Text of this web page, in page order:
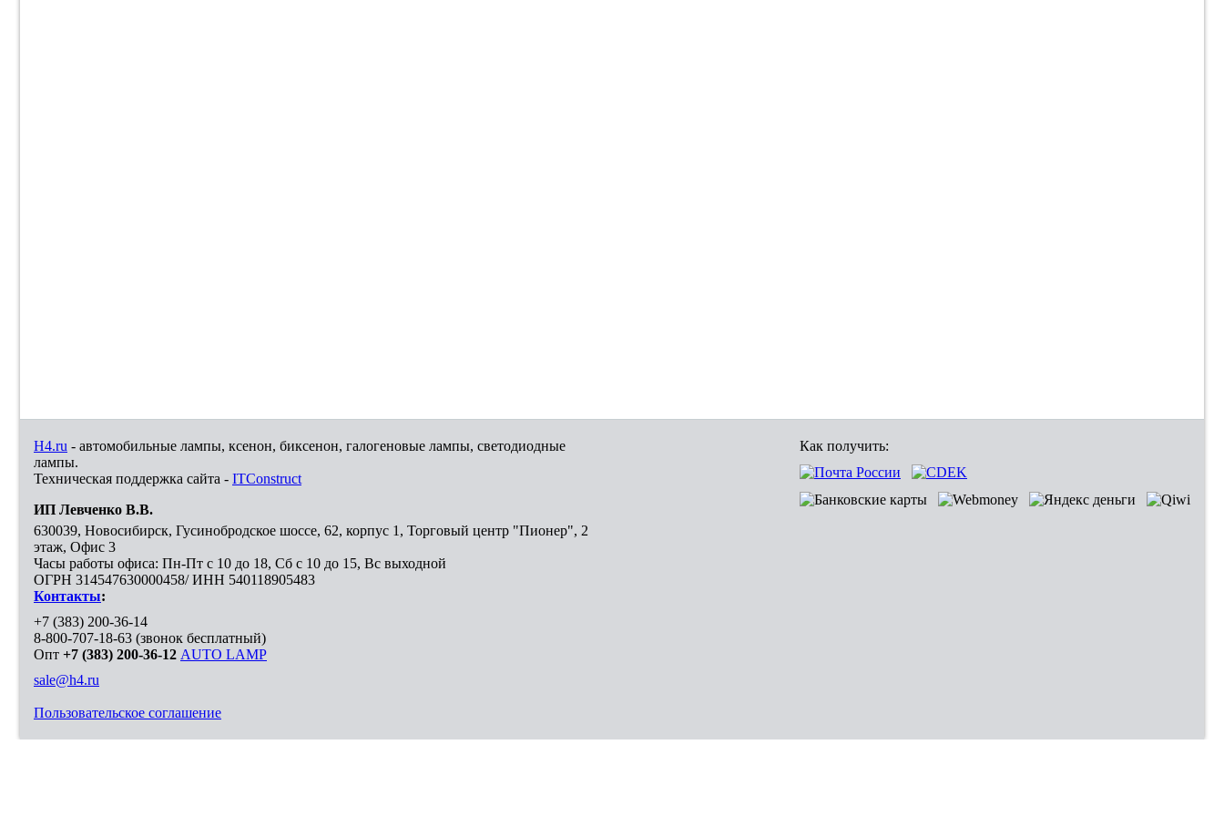
H4.ru - автомобильные лампы, ксенон, биксенон, галогеновые лампы, светодиодные
лампы.
Техническая поддержка сайта - ITConstruct
ИП Левченко В.В.
630039, Новосибирск, Гусинобродское шоссе, 62, корпус 1, Торговый центр "Пионер", 2
этаж, Офис 3
Часы работы офиса: Пн-Пт с 10 до 18, Сб с 10 до 15, Вс выходной
ОГРН 314547630000458/ ИНН 540118905483
Контакты:
+7 (383) 200-36-14
8-800-707-18-63 (звонок бесплатный)
Опт +7 (383) 200-36-12 AUTO LAMP
sale@h4.ru
Пользовательское соглашение
Как получить: